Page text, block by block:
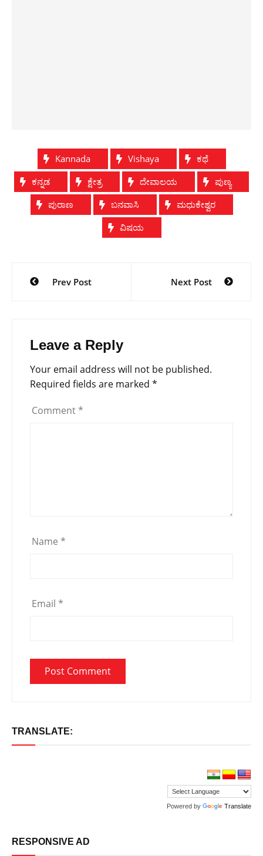
Kannada Vishaya
ಕಥೆ
ಕನ್ನಡ
ಕ್ಷೇತ್ರ ದೇವಾಲಯ
ಪುಣ್ಯ
ಪುರಾಣ
ಬನವಾಸಿ
ಮಧುಕೇಶ್ವರ
ವಿಷಯ
navigation
Prev Post Next Post
Leave a Reply
Your email address will not be published.
Required fields are marked *
Comment *
Name *
Email *
TRANSLATE:
Powered by Translate
RESPONSIVE AD